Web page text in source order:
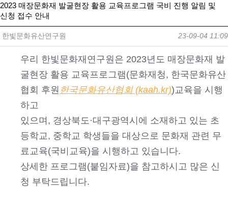
2023 매장문화재 발굴현장 활용 교육프로그램 국비 진행 알림 및
신청 접수 안내
한빛문화유산연구원 23-09-04 11:09
우리 한빛문화재연구원은 2023년도 매장문화재 발
굴현장 활용 교육프로그램(문화재청, 한국문화유산
협회 후원 한국문화유산협회 (kaah.kr))교육을 시행
하고
있으며, 경상북도·대구광역시에 소재하고 있는 초
등학교, 중학교 학생들을 대상으로 문화재 관련 무
료교육(국비교육)을 시행하고 있습니다.
상세한 프로그램(붙임자료)을 참고하시고 많은 신
청 부탁드립니다.